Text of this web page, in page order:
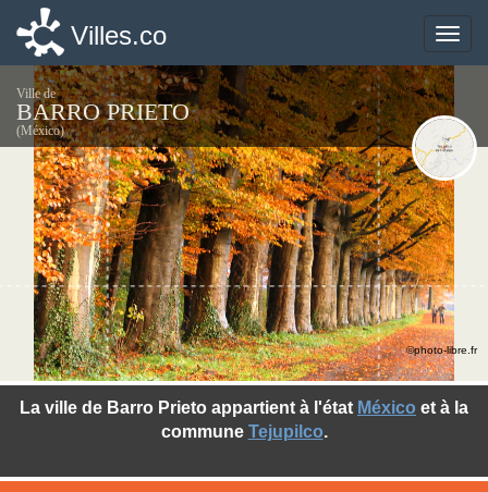
Toggle
Villes.co
Ville de
BARRO PRIETO
(México)
La ville de Barro Prieto appartient à l'état México et à la
commune Tejupilco.
©photo-libre.fr
Toggle
Villes.co